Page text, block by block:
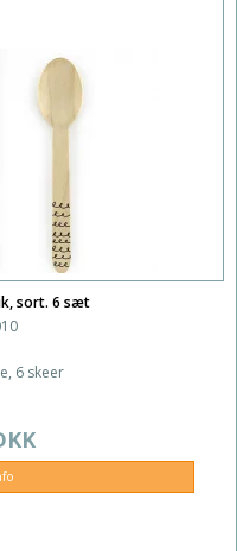
sort. 6 sæt
6 skeer